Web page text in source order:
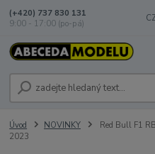
(+420) 737 830 131
9:00 - 17:00 (po-pá)
Úvod NOVINKY
Red Bull F1
2023